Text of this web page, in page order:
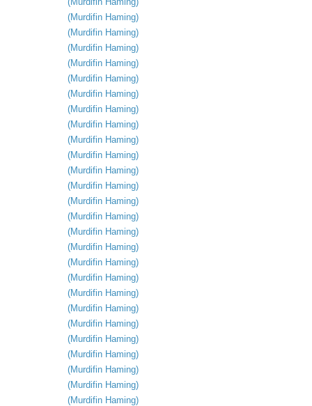
(Murdifin Haming)
(Murdifin Haming)
(Murdifin Haming)
(Murdifin Haming)
(Murdifin Haming)
(Murdifin Haming)
(Murdifin Haming)
(Murdifin Haming)
(Murdifin Haming)
(Murdifin Haming)
(Murdifin Haming)
(Murdifin Haming)
(Murdifin Haming)
(Murdifin Haming)
(Murdifin Haming)
(Murdifin Haming)
(Murdifin Haming)
(Murdifin Haming)
(Murdifin Haming)
(Murdifin Haming)
(Murdifin Haming)
(Murdifin Haming)
(Murdifin Haming)
(Murdifin Haming)
(Murdifin Haming)
(Murdifin Haming)